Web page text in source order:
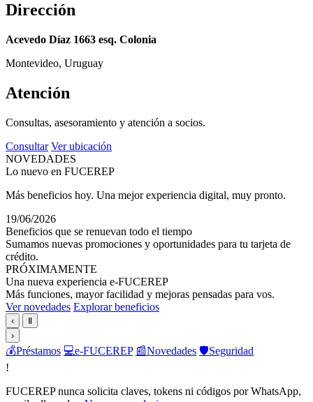
Dirección
Acevedo Díaz 1663 esq. Colonia
Montevideo, Uruguay
Atención
Consultas, asesoramiento y atención a socios.
Consultar Ver ubicación
NOVEDADES
Lo nuevo en FUCEREP
Más beneficios hoy. Una mejor experiencia digital, muy pronto.
19/06/2026
Beneficios que se renuevan todo el tiempo
Sumamos nuevas promociones y oportunidades para tu tarjeta de
crédito.
PRÓXIMAMENTE
Una nueva experiencia e-FUCEREP
Más funciones, mayor facilidad y mejoras pensadas para vos.
Ver novedades Explorar beneficios
‹
Ⅱ
›
💰Préstamos 💻e-FUCEREP 📰Novedades 🛡️Seguridad
!
FUCEREP nunca solicita claves, tokens ni códigos por WhatsApp,